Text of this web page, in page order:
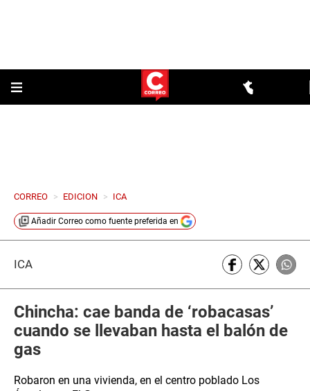
CORREO > EDICION > ICA
Añadir Correo como fuente preferida en
ICA
Chincha: cae banda de ‘robacasas’
cuando se llevaban hasta el balón de
gas
Robaron en una vivienda, en el centro poblado Los